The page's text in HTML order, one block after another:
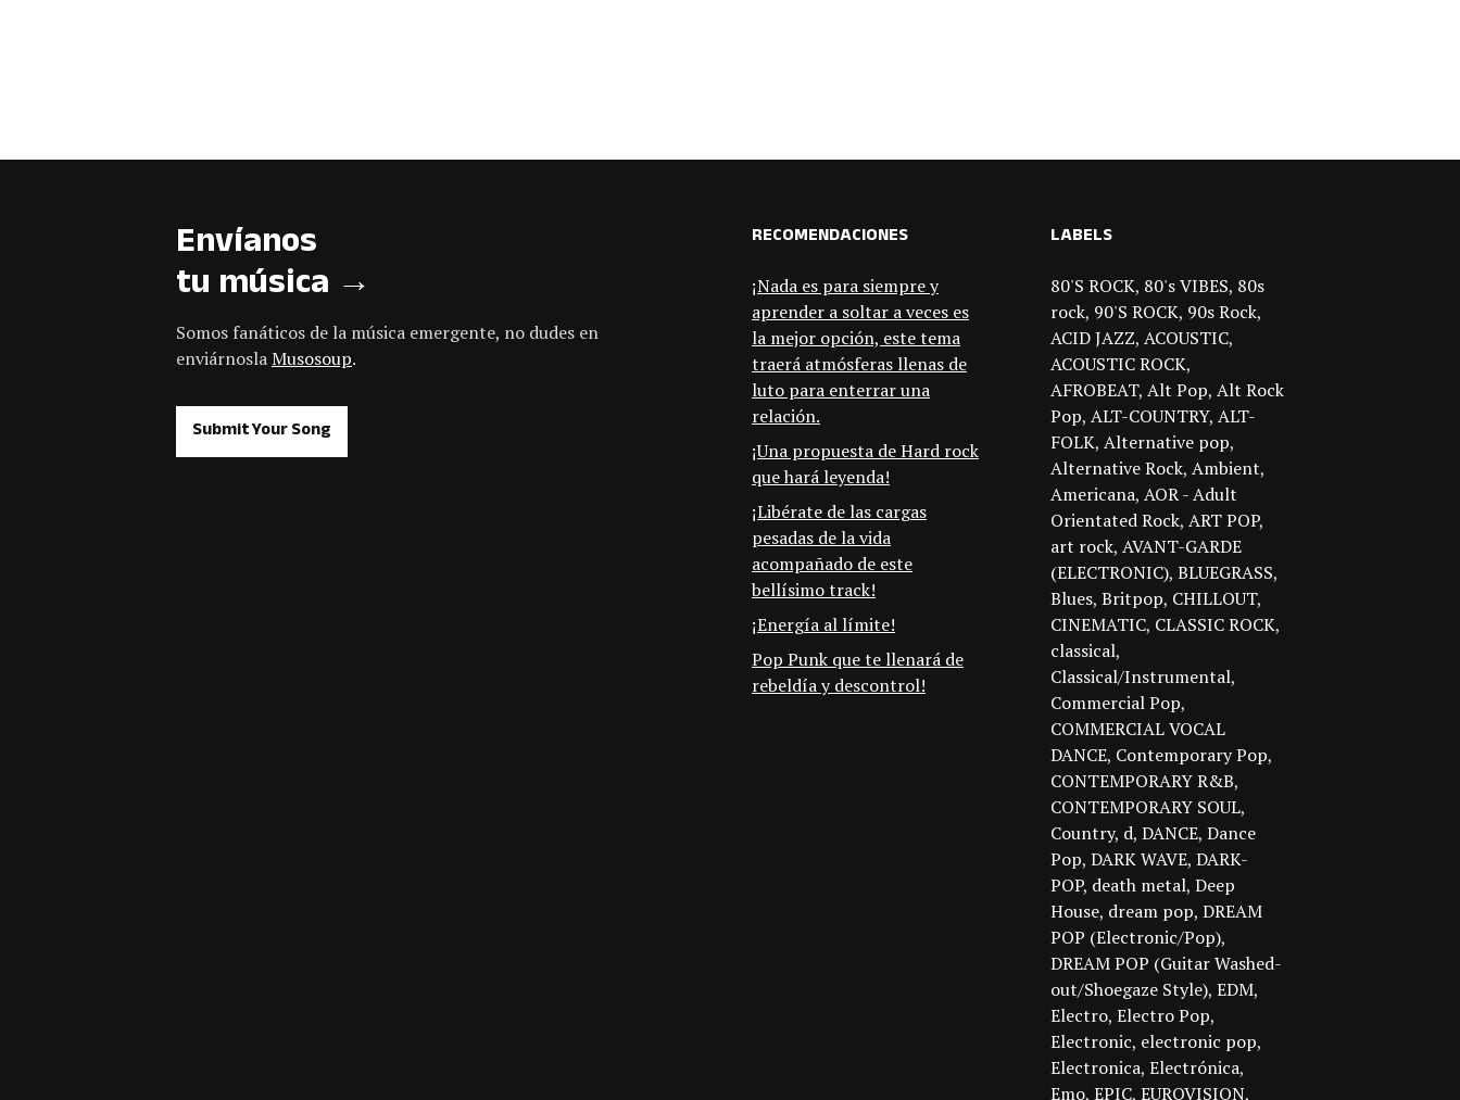
Envíanos
tu música →
Somos fanáticos de la música emergente, no dudes en
enviárnoslaMusosoup.
Submit Your Song
RECOMENDACIONES
¡Nada es para siempre y
aprender a soltar a veces es
la mejor opción, este tema
traerá atmósferas llenas de
luto para enterrar una
relación.
¡Una propuesta de Hard rock
que hará leyenda!
¡Libérate de las cargas
pesadas de la vida
acompañado de este
bellísimo track!
¡Energía al límite!
Pop Punk que te llenará de
rebeldía y descontrol!
LABELS
80'S ROCK 80's VIBES 80s
rock 90'S ROCK 90s Rock
ACID JAZZ ACOUSTIC
ACOUSTIC ROCK
AFROBEAT Alt Pop Alt Rock
Pop ALT-COUNTRY ALT-
FOLK Alternative pop
Alternative Rock Ambient
Americana AOR - Adult
Orientated Rock ART POP
art rock AVANT-GARDE
(ELECTRONIC) BLUEGRASS
Blues Britpop CHILLOUT
CINEMATIC CLASSIC ROCK
classical
Classical/Instrumental
Commercial Pop
COMMERCIAL VOCAL
DANCE Contemporary Pop
CONTEMPORARY R&B
CONTEMPORARY SOUL
Country d DANCE Dance
Pop DARK WAVE DARK-
POP death metal Deep
House dream pop DREAM
POP (Electronic/Pop)
DREAM POP (Guitar Washed-
out/Shoegaze Style) EDM
Electro Electro Pop
Electronic electronic pop
Electronica Electrónica
Emo EPIC EUROVISION